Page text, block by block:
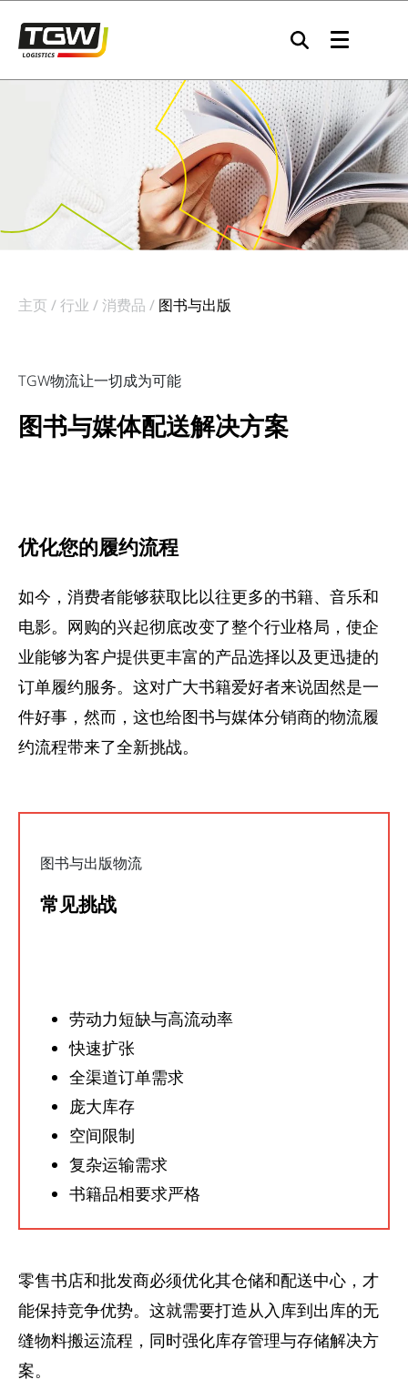
主页 行业 消费品 图书与出版
TGW物流让一切成为可能
图书与媒体配送解决方案
优化您的履约流程
如今，消费者能够获取比以往更多的书籍、音乐和
电影。网购的兴起彻底改变了整个行业格局，使企
业能够为客户提供更丰富的产品选择以及更迅捷的
订单履约服务。这对广大书籍爱好者来说固然是一
件好事，然而，这也给图书与媒体分销商的物流履
约流程带来了全新挑战。
图书与出版物流
常见挑战
劳动力短缺与高流动率
快速扩张
全渠道订单需求
庞大库存
空间限制
复杂运输需求
书籍品相要求严格
零售书店和批发商必须优化其仓储和配送中心，才
能保持竞争优势。这就需要打造从入库到出库的无
缝物料搬运流程，同时强化库存管理与存储解决方
案。